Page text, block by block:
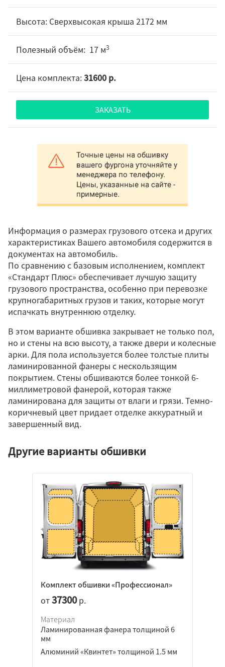
Сверхвысокая крыша 2172 мм
17 м3
31600 р.
ЗАКАЗАТЬ
Информация о размерах грузового отсека и других
характеристиках Вашего автомобиля содержится в
документах на автомобиль.
По сравнению с базовым исполнением, комплект
«Стандарт Плюс» обеспечивает лучшую защиту
грузового пространства, особенно при перевозке
крупногабаритных грузов и таких, которые могут
испачкать внутреннюю отделку.
В этом варианте обшивка закрывает не только пол,
но и стены на всю высоту, а также двери и колесные
арки. Для пола используется более толстые плиты
ламинированной фанеры с нескользящим
покрытием. Стены обшиваются более тонкой 6-
миллиметровой фанерой, которая также
ламинирована для защиты от влаги и грязи. Темно-
коричневый цвет придает отделке аккуратный и
завершенный вид.
Другие варианты обшивки
Комплект обшивки «Профессионал»
от37300р.
Материал
Ламинированная фанера толщиной 6
мм
Алюминий «Квинтет» толщиной 1.5 мм